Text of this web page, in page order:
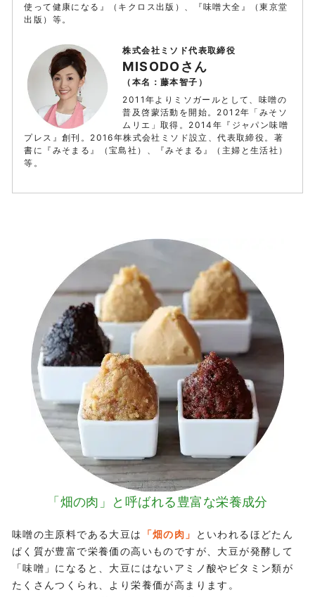
使って健康になる』（キクロス出版）、『味噌大全』（東京堂
出版）等。
株式会社ミソド代表取締役
MISODOさん
（本名：藤本智子）
2011年よりミソガールとして、味噌の
普及啓蒙活動を開始。2012年「みそソ
ムリエ」取得。2014年『ジャパン味噌
プレス』創刊。2016年株式会社ミソド設立、代表取締役。著
書に『みそまる』（宝島社）、『みそまる』（主婦と生活社）
等。
「畑の肉」と呼ばれる豊富な栄養成分
味噌の主原料である大豆は 「畑の肉」
といわれるほどたん
ぱく質が豊富で栄養価の高いものですが、大豆が発酵して
「味噌」になると、大豆にはないアミノ酸やビタミン類が
たくさんつくられ、より栄養価が高まります。